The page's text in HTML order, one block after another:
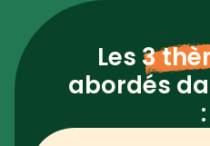
Les 3
abordés
: